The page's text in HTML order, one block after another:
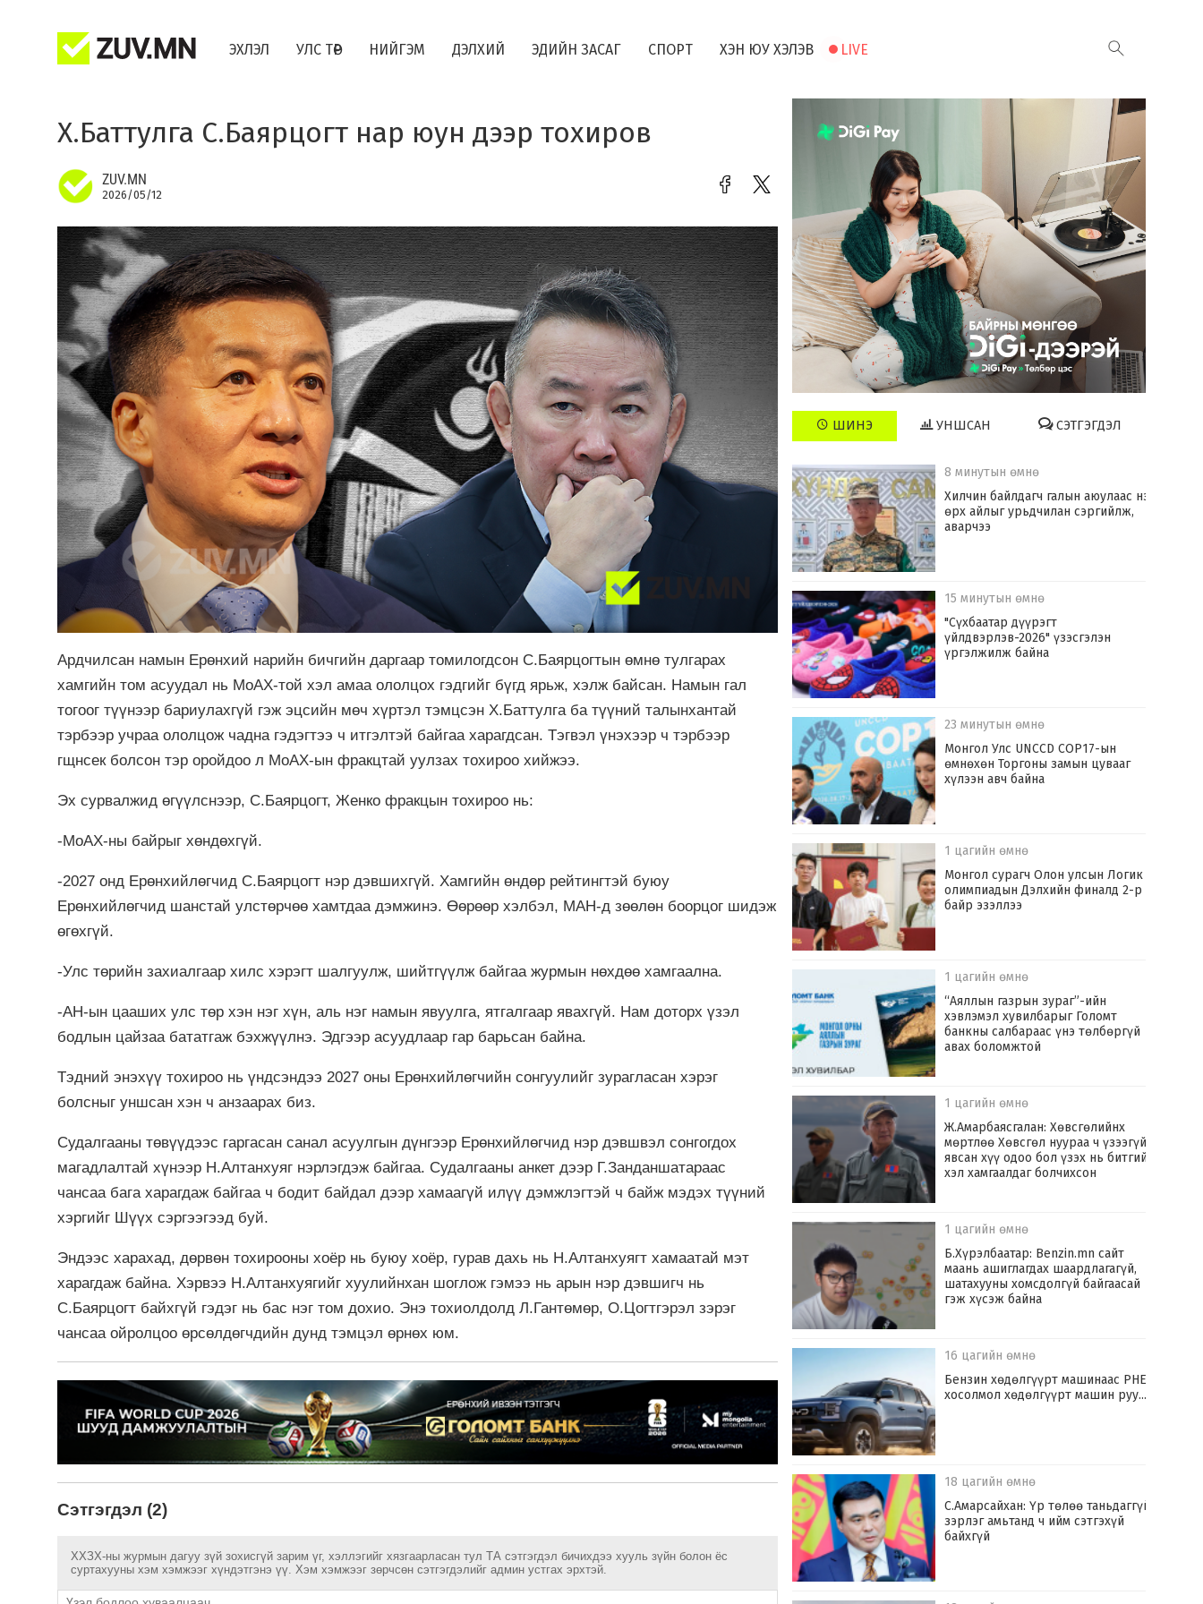
ЭХЛЭЛ УЛС ТӨР НИЙГЭМ ДЭЛХИЙ ЭДИЙН ЗАСАГ СПОРТ ХЭН ЮУ ХЭЛЭВ LIVE
Х.Баттулга С.Баярцогт нар юун дээр тохиров
ZUV.MN
2026/05/12
Ардчилсан намын Ерөнхий нарийн бичгийн даргаар томилогдсон С.Баярцогтын өмнө тулгарах
хамгийн том асуудал нь МоАХ-той хэл амаа ололцох гэдгийг бүгд ярьж, хэлж байсан. Намын гал
тогоог түүнээр бариулахгүй гэж эцсийн мөч хүртэл тэмцсэн Х.Баттулга ба түүний талынхантай
тэрбээр учраа ололцож чадна гэдэгтээ ч итгэлтэй байгаа харагдсан. Тэгвэл үнэхээр ч тэрбээр
гщнсек болсон тэр оройдоо л МоАХ-ын фракцтай уулзах тохироо хийжээ.
Эх сурвалжид өгүүлснээр, С.Баярцогт, Женко фракцын тохироо нь:
-МоАХ-ны байрыг хөндөхгүй.
-2027 онд Ерөнхийлөгчид С.Баярцогт нэр дэвшихгүй. Хамгийн өндөр рейтингтэй буюу
Ерөнхийлөгчид шанстай улстөрчөө хамтдаа дэмжинэ. Өөрөөр хэлбэл, МАН-д зөөлөн боорцог шидэж
өгөхгүй.
-Улс төрийн захиалгаар хилс хэрэгт шалгуулж, шийтгүүлж байгаа журмын нөхдөө хамгаална.
-АН-ын цааших улс төр хэн нэг хүн, аль нэг намын явуулга, ятгалгаар явахгүй. Нам доторх үзэл
бодлын цайзаа бататгаж бэхжүүлнэ. Эдгээр асуудлаар гар барьсан байна.
Тэдний энэхүү тохироо нь үндсэндээ 2027 оны Ерөнхийлөгчийн сонгуулийг зурагласан хэрэг
болсныг уншсан хэн ч анзаарах биз.
Судалгааны төвүүдээс гаргасан санал асуулгын дүнгээр Ерөнхийлөгчид нэр дэвшвэл сонгогдох
магадлалтай хүнээр Н.Алтанхуяг нэрлэгдэж байгаа. Судалгааны анкет дээр Г.Занданшатараас
чансаа бага харагдаж байгаа ч бодит байдал дээр хамаагүй илүү дэмжлэгтэй ч байж мэдэх түүний
хэргийг Шүүх сэргээгээд буй.
Эндээс харахад, дөрвөн тохирооны хоёр нь буюу хоёр, гурав дахь нь Н.Алтанхуягт хамаатай мэт
харагдаж байна. Хэрвээ Н.Алтанхуягийг хуулийнхан шоглож гэмээ нь арын нэр дэвшигч нь
С.Баярцогт байхгүй гэдэг нь бас нэг том дохио. Энэ тохиолдолд Л.Гантөмөр, О.Цогтгэрэл зэрэг
чансаа ойролцоо өрсөлдөгчдийн дунд тэмцэл өрнөх юм.
Сэтгэгдэл (2)
ХХЗХ-ны журмын дагуу зүй зохисгүй зарим үг, хэллэгийг хязгаарласан тул ТА сэтгэгдэл бичихдээ хууль зүйн болон ёс
суртахууны хэм хэмжээг хүндэтгэнэ үү. Хэм хэмжээг зөрчсөн сэтгэгдэлийг админ устгах эрхтэй.
ШИНЭ УНШСАН СЭТГЭГДЭЛ
8 минутын өмнө
Хилчин байлдагч галын аюулаас нэг
өрх айлыг урьдчилан сэргийлж,
аварчээ
15 минутын өмнө
"Сүхбаатар дүүрэгт
үйлдвэрлэв-2026" үзэсгэлэн
үргэлжилж байна
23 минутын өмнө
Монгол Улс UNCCD COP17-ын
өмнөхөн Торгоны замын цувааг
хүлээн авч байна
1 цагийн өмнө
Монгол сурагч Олон улсын Логик
олимпиадын Дэлхийн финалд 2-р
байр эзэллээ
1 цагийн өмнө
“Аяллын газрын зураг”-ийн
хэвлэмэл хувилбарыг Голомт
банкны салбараас үнэ төлбөргүй
авах боломжтой
1 цагийн өмнө
Ж.Амарбаясгалан: Хөвсгөлийнх
мөртлөө Хөвсгөл нуураа ч үзээгүй
явсан хүү одоо бол үзэх нь битгий
хэл хамгаалдаг болчихсон
1 цагийн өмнө
Б.Хүрэлбаатар: Benzin.mn сайт
маань ашиглагдах шаардлагагүй,
шатахууны хомсдолгүй байгаасай
гэж хүсэж байна
16 цагийн өмнө
​Бензин хөдөлгүүрт машинаас PHEV
хосолмол хөдөлгүүрт машин руу...
18 цагийн өмнө
С.Амарсайхан: Үр төлөө таньдаггүй
зэрлэг амьтанд ч ийм сэтгэхүй
байхгүй